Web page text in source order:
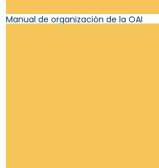
Manual de organización de la OAI